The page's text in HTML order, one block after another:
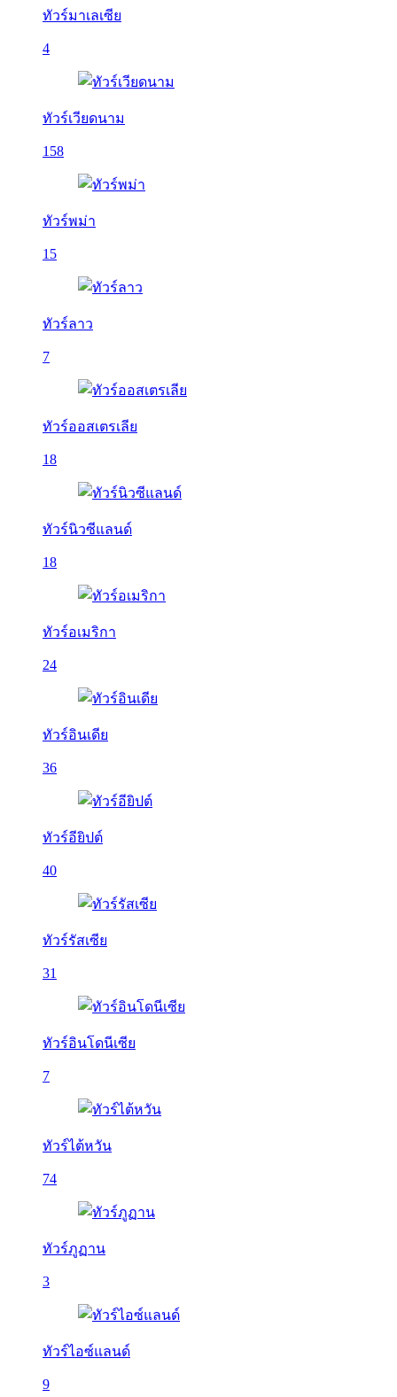
ทัวร์มาเลเซีย
4
ทัวร์เวียดนาม
158
ทัวร์พม่า
15
ทัวร์ลาว
7
ทัวร์ออสเตรเลีย
18
ทัวร์นิวซีแลนด์
18
ทัวร์อเมริกา
24
ทัวร์อินเดีย
36
ทัวร์อียิปต์
40
ทัวร์รัสเซีย
31
ทัวร์อินโดนีเซีย
7
ทัวร์ไต้หวัน
74
ทัวร์ภูฏาน
3
ทัวร์ไอซ์แลนด์
9